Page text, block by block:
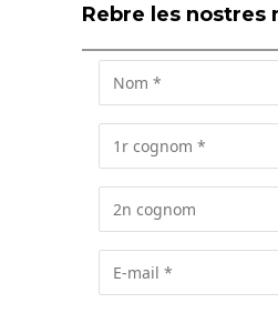
Rebre les nostres